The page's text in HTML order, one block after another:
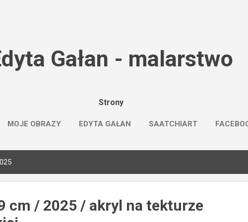
Gałan - malarstwo
Strony
MOJE OBRAZY EDYTA GAŁAN SAATCHIART
cm / 2025 / akryl na tekturze